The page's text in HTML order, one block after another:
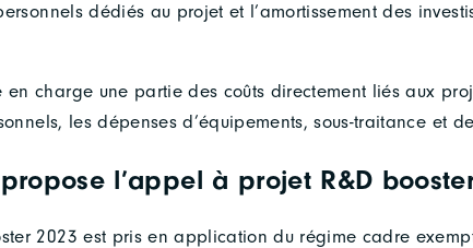
dédiés au projet et l’amortissement des
en charge une partie des coûts directement liés aux
les dépenses d’équipements, sous-traitance et
l’appel à projet R&D
2023 est pris en application du régime cadre